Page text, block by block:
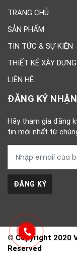
TRANG CHỦ
SẢN PHẨM
TIN TỨC & SỰ KIỆN
THIẾT KẾ XÂY DỰNG
LIÊN HỆ
ĐĂNG KÝ
Hãy tham gia đăng
tin mới nhất từ
ĐĂNG KÝ
© Copyright 2020
Reserved